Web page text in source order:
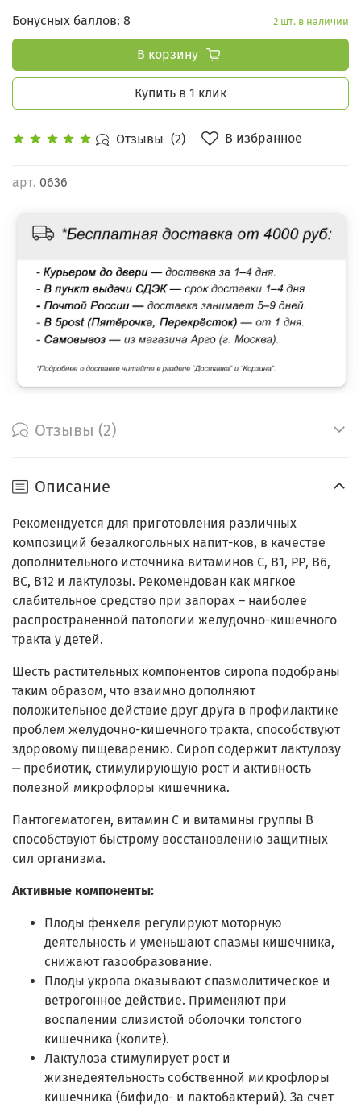
Отзывы (2) В избранное
арт. 0636
Бонусных баллов: 8 2 шт. в наличии
В корзину
Купить в 1 клик
Отзывы (2)
Описание
Рекомендуется для приготовления различных
композиций безалкогольных напит-ков, в качестве
дополнительного источника витаминов С, В1, РР, В6,
ВС, В12 и лактулозы. Рекомендован как мягкое
слабительное средство при запорах – наиболее
распространенной патологии желудочно-кишечного
тракта у детей.
Шесть растительных компонентов сиропа подобраны
таким образом, что взаимно дополняют
положительное действие друг друга в профилактике
проблем желудочно-кишечного тракта, способствуют
здоровому пищеварению. Сироп содержит лактулозу
‒ пребиотик, стимулирующую рост и активность
полезной микрофлоры кишечника.
Пантогематоген, витамин С и витамины группы В
способствуют быстрому восстановлению защитных
сил организма.
Активные компоненты:
Плоды фенхеля регулируют моторную
деятельность и уменьшают спазмы кишечника,
снижают газообразование.
Плоды укропа оказывают спазмолитическое и
ветрогонное действие. Применяют при
воспалении слизистой оболочки толстого
кишечника (колите).
Лактулоза стимулирует рост и
жизнедеятельность собственной микрофлоры
кишечника (бифидо- и лактобактерий). За счет